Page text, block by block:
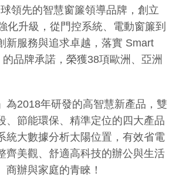
領先的智慧窗簾領導品牌，創立
化升級，從門控系統、電動窗簾到
新服務與追求卓越，落實 Smart
品牌承諾，榮獲38項歐洲、亞洲
為2018年研發的高智慧新產品，雙
、節能環保、精準定位的四大產品
統大數據分析太陽位置，有效省電
齊美觀、舒適高科技的辦公與生活
商辦與家庭的青睞！